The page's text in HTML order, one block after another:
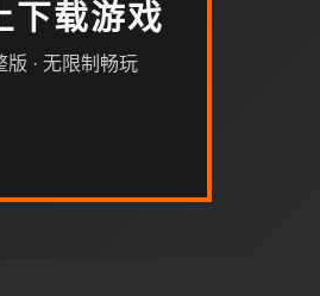
下载游戏
版 · 无限制畅玩